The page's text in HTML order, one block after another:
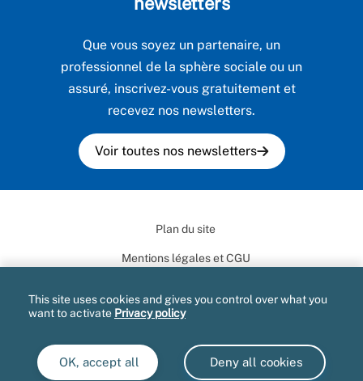
Que vous soyez un partenaire, un
professionnel de la sphère sociale ou un
assuré, inscrivez-vous gratuitement et
recevez nos newsletters.
Voir toutes nos newsletters
Plan du site
Mentions légales et CGU
Marchés publics
Accessibilité : partiellement conforme
Gestion des cookies
This site uses cookies and gives you control over what you
want to activate Privacy policy
OK, accept all Deny all cookies